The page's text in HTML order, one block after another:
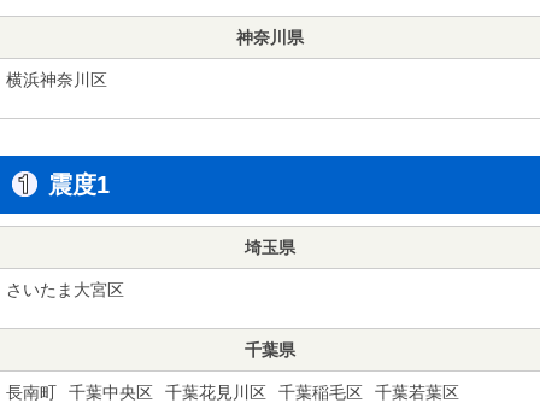
神奈川県
横浜神奈川区
震度1
埼玉県
さいたま大宮区
千葉県
長南町 千葉中央区 千葉花見川区 千葉稲毛区
千葉若葉区